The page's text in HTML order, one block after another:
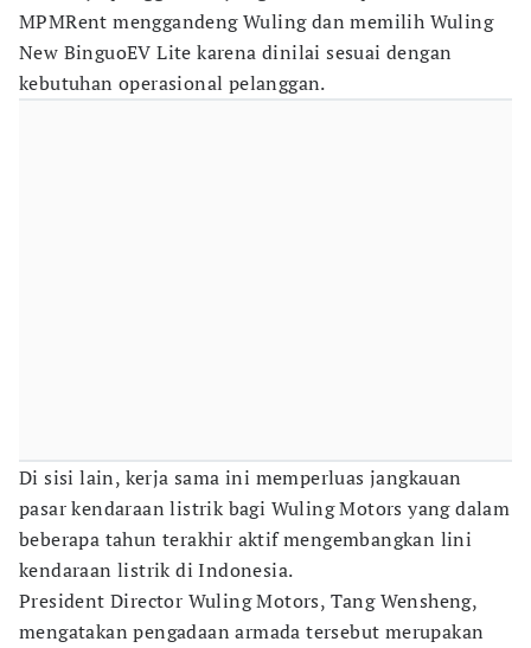
MPMRent menggandeng Wuling dan memilih Wuling
New BinguoEV Lite karena dinilai sesuai dengan
kebutuhan operasional pelanggan.
Di sisi lain, kerja sama ini memperluas jangkauan
pasar kendaraan listrik bagi Wuling Motors yang dalam
beberapa tahun terakhir aktif mengembangkan lini
kendaraan listrik di Indonesia.
President Director Wuling Motors, Tang Wensheng,
mengatakan pengadaan armada tersebut merupakan